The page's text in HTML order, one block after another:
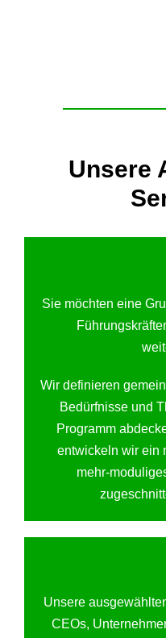
Unsere
Sie möchten eine
Wir definieren
Bedürfnisse und
Programm
entwickeln wir ein
mehr-
Unsere
CEOs,